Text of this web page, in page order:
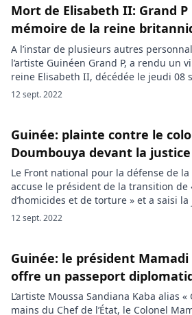
Mamadi Doumbouya a décollé de
Mort de Elisabeth II: Grand
mémoire de la reine
A l’instar de plusieurs autres
l’artiste Guinéen Grand P, a rendu un
reine Elisabeth II, décédée le jeudi 08
mort de la reine Elisabeth II, n’a pas
chanteur Guinéen Grand P. Ce lundi, il
12 sept. 2022
Guinée: plainte contre le
Doumbouya devant la
Le Front national pour la défense de la
accuse le président de la transition de
d’homicides et de torture » et a saisi
septembre. Une plainte contre le
le colonel Mamady Doumbouya, a été
12 sept. 2022
Guinée: le président
offre un passeport
L’artiste Moussa Sandiana Kaba alias
mains du Chef de l’État, le Colonel